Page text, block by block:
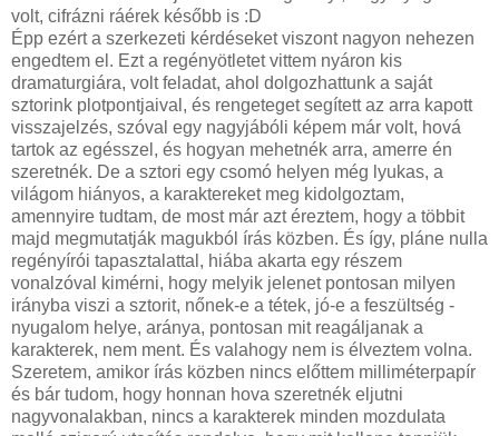
volt, cifrázni ráérek később is :D
Épp ezért a szerkezeti kérdéseket viszont nagyon nehezen
engedtem el. Ezt a regényötletet vittem nyáron kis
dramaturgiára, volt feladat, ahol dolgozhattunk a saját
sztorink plotpontjaival, és rengeteget segített az arra kapott
visszajelzés, szóval egy nagyjábóli képem már volt, hová
tartok az egésszel, és hogyan mehetnék arra, amerre én
szeretnék. De a sztori egy csomó helyen még lyukas, a
világom hiányos, a karaktereket meg kidolgoztam,
amennyire tudtam, de most már azt éreztem, hogy a többit
majd megmutatják magukból írás közben. És így, pláne nulla
regényírói tapasztalattal, hiába akarta egy részem
vonalzóval kimérni, hogy melyik jelenet pontosan milyen
irányba viszi a sztorit, nőnek-e a tétek, jó-e a feszültség -
nyugalom helye, aránya, pontosan mit reagáljanak a
karakterek, nem ment. És valahogy nem is élveztem volna.
Szeretem, amikor írás közben nincs előttem milliméterpapír
és bár tudom, hogy honnan hova szeretnék eljutni
nagyvonalakban, nincs a karakterek minden mozdulata